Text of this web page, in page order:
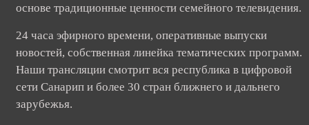
основе традиционные ценности семейного телевидения.
24 часа эфирного времени, оперативные выпуски
новостей, собственная линейка тематических программ.
Наши трансляции смотрит вся республика в цифровой
сети Санарип и более 30 стран ближнего и дальнего
зарубежья.